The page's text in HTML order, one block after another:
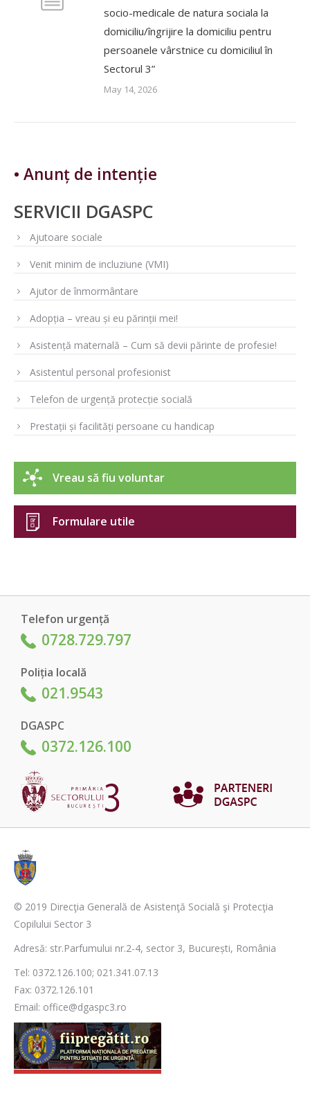
socio-medicale de natura sociala la
domiciliu/îngrijire la domiciliu pentru
persoanele vârstnice cu domiciliul în
Sectorul 3”
May 14, 2026
• Anunț de intenție
SERVICII DGASPC
Ajutoare sociale
Venit minim de incluziune (VMI)
Ajutor de înmormântare
Adopția – vreau și eu părinții mei!
Asistență maternală – Cum să devii părinte de profesie!
Asistentul personal profesionist
Telefon de urgență protecție socială
Prestații și facilități persoane cu handicap
Vreau să fiu voluntar
Formulare utile
Telefon urgență
0728.729.797
Poliția locală
021.9543
DGASPC
0372.126.100
© 2019 Direcţia Generală de Asistenţă Socială şi Protecţia
Copilului Sector 3
Adresă: str.Parfumului nr.2-4, sector 3, București, România
Tel: 0372.126.100; 021.341.07.13
Fax: 0372.126.101
Email: office@dgaspc3.ro